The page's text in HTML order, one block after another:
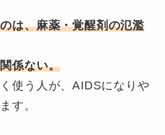
は、麻薬・覚醒剤の氾濫
係ない。
使う人が、AIDSになりや
す。